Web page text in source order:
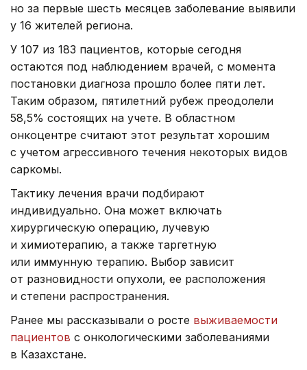
но за первые шесть месяцев заболевание выявили
у 16 жителей региона.
У 107 из 183 пациентов, которые сегодня
остаются под наблюдением врачей, с момента
постановки диагноза прошло более пяти лет.
Таким образом, пятилетний рубеж преодолели
58,5% состоящих на учете. В областном
онкоцентре считают этот результат хорошим
с учетом агрессивного течения некоторых видов
саркомы.
Тактику лечения врачи подбирают
индивидуально. Она может включать
хирургическую операцию, лучевую
и химиотерапию, а также таргетную
или иммунную терапию. Выбор зависит
от разновидности опухоли, ее расположения
и степени распространения.
Ранее мы рассказывали о росте выживаемости
пациентов с онкологическими заболеваниями
в Казахстане.